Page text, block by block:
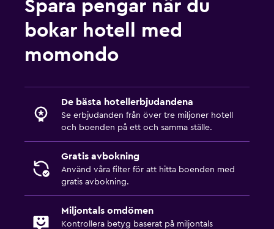
Spara pengar när du
bokar hotell med
momondo
De bästa hotellerbjudandena
Se erbjudanden från över tre miljoner hotell
och boenden på ett och samma ställe.
Gratis avbokning
Använd våra filter för att hitta boenden med
gratis avbokning.
Miljontals omdömen
Kontrollera betyg baserat på miljontals